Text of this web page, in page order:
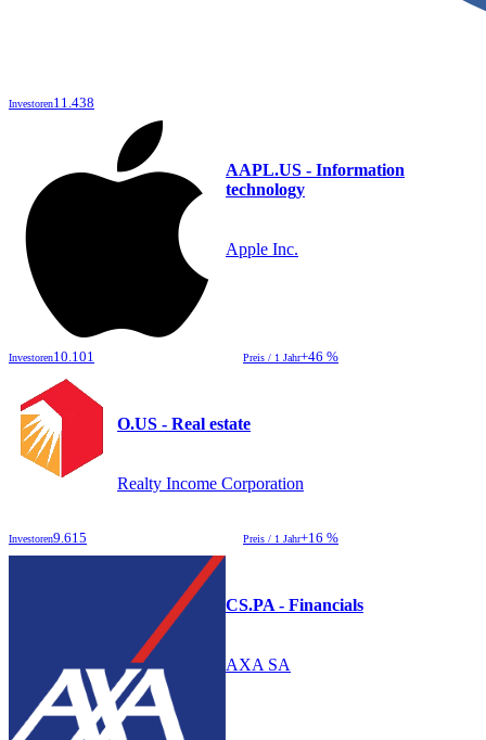
Investoren11.438
AAPL.US - Information
technology
Apple Inc.
Investoren10.101 Preis / 1 Jahr+46 %
O.US - Real estate
Realty Income Corporation
Investoren9.615 Preis / 1 Jahr+16 %
CS.PA - Financials
AXA SA